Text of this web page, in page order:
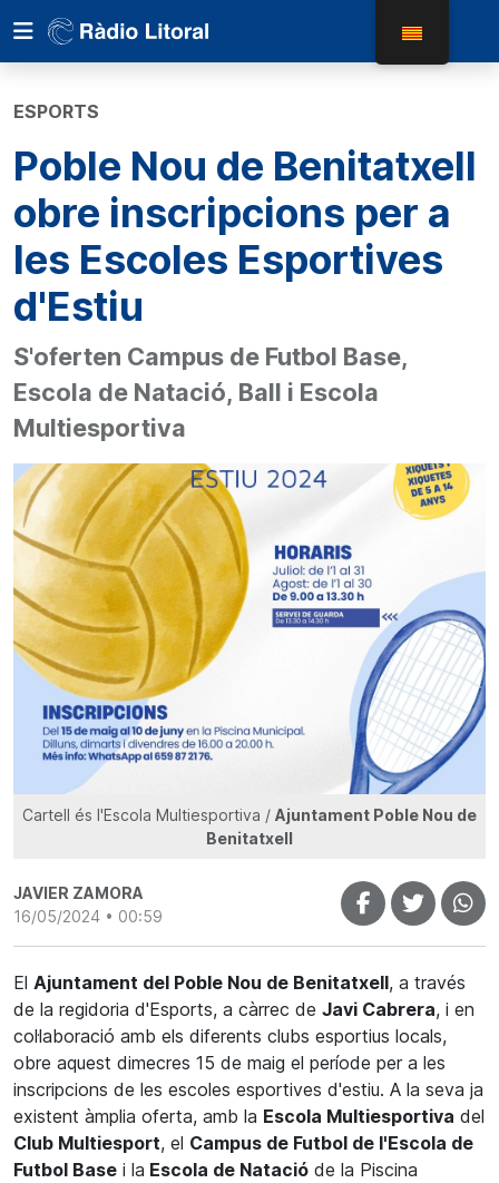
ESPORTS
Poble Nou de Benitatxell
obre inscripcions per a
les Escoles Esportives
d'Estiu
S'oferten Campus de Futbol Base,
Escola de Natació, Ball i Escola
Multiesportiva
Cartell és l'Escola Multiesportiva / Ajuntament Poble Nou de
Benitatxell
JAVIER ZAMORA
16/05/2024 • 00:59
El Ajuntament del Poble Nou de Benitatxell, a través
de la regidoria d'Esports, a càrrec de Javi Cabrera, i en
col·laboració amb els diferents clubs esportius locals,
obre aquest dimecres 15 de maig el període per a les
inscripcions de les escoles esportives d'estiu. A la seva ja
existent àmplia oferta, amb la Escola Multiesportiva del
Club Multiesport, el Campus de Futbol de l'Escola de
Futbol Base i la Escola de Natació de la Piscina